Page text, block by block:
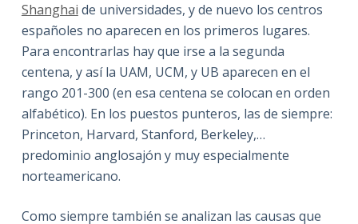
Shanghai de universidades, y de nuevo los centros
españoles no aparecen en los primeros lugares.
Para encontrarlas hay que irse a la segunda
centena, y así la UAM, UCM, y UB aparecen en el
rango 201-300 (en esa centena se colocan en orden
alfabético). En los puestos punteros, las de siempre:
Princeton, Harvard, Stanford, Berkeley,…
predominio anglosajón y muy especialmente
norteamericano.
Como siempre también se analizan las causas que